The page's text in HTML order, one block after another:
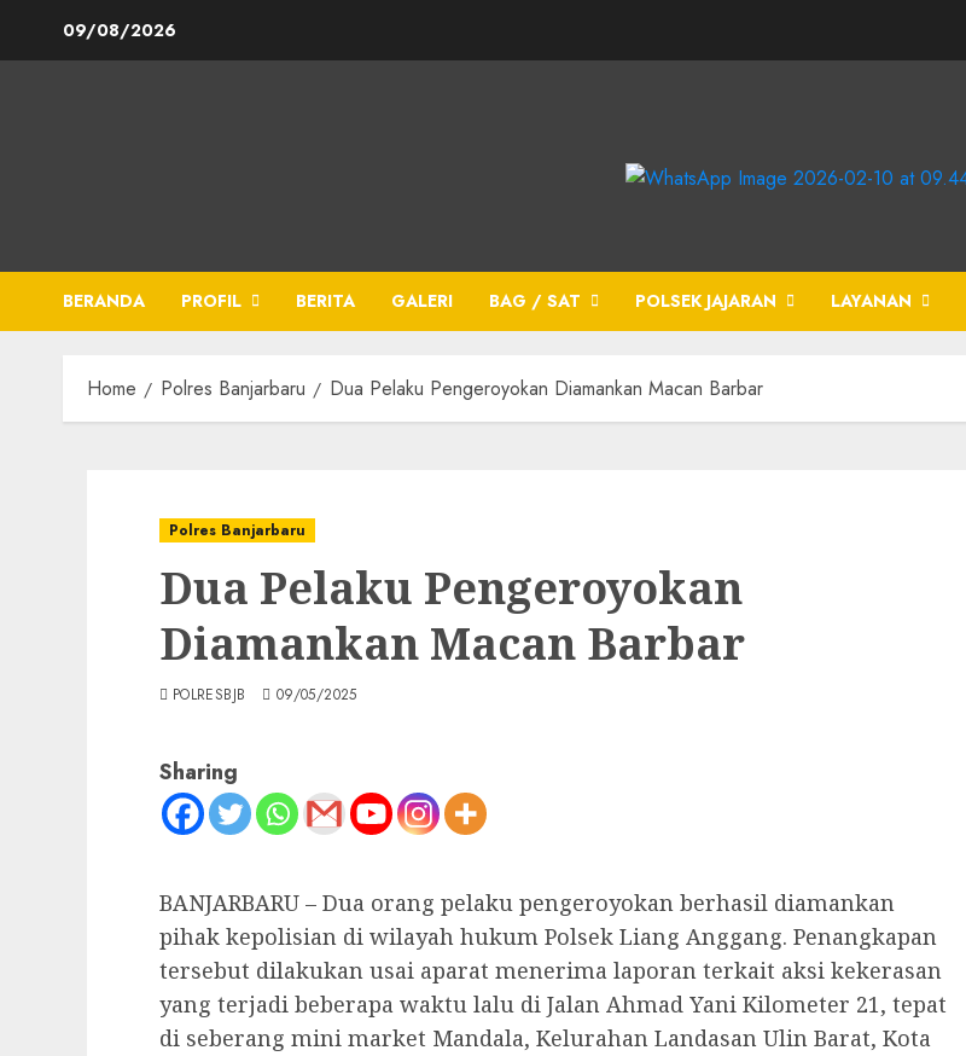
09/08/2026
BERANDA PROFIL BERITA GALERI BAG / SAT POLSEK JAJARAN LAYANAN
Home Polres Banjarbaru Dua Pelaku Pengeroyokan Diamankan Macan Barbar
Polres Banjarbaru
Dua Pelaku Pengeroyokan
Diamankan Macan Barbar
POLRESBJB 09/05/2025
Sharing
BANJARBARU – Dua orang pelaku pengeroyokan berhasil diamankan
pihak kepolisian di wilayah hukum Polsek Liang Anggang. Penangkapan
tersebut dilakukan usai aparat menerima laporan terkait aksi kekerasan
yang terjadi beberapa waktu lalu di Jalan Ahmad Yani Kilometer 21, tepat
di seberang mini market Mandala, Kelurahan Landasan Ulin Barat, Kota